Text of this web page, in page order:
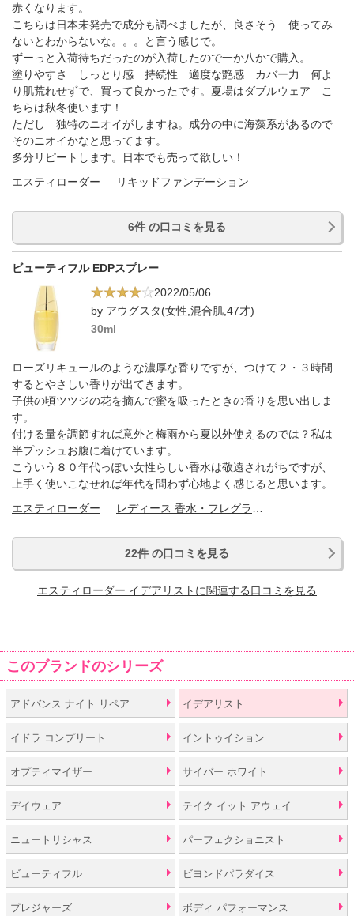
赤くなります。
こちらは日本未発売で成分も調べましたが、良さそう 使ってみ
ないとわからないな。。。と言う感じで。
ずーっと入荷待ちだったのが入荷したので一か八かで購入。
塗りやすさ しっとり感 持続性 適度な艶感 カバー力 何よ
り肌荒れせずで、買って良かったです。夏場はダブルウェア こ
ちらは秋冬使います！
ただし 独特のニオイがしますね。成分の中に海藻系があるので
そのニオイかなと思ってます。
多分リピートします。日本でも売って欲しい！
エスティローダー
リキッドファンデーション
6件 の口コミを見る
ビューティフル EDPスプレー
2022/05/06
by アウグスタ(女性,混合肌,47才)
30ml
ローズリキュールのような濃厚な香りですが、つけて２・３時間
するとやさしい香りが出てきます。
子供の頃ツツジの花を摘んで蜜を吸ったときの香りを思い出しま
す。
付ける量を調節すれば意外と梅雨から夏以外使えるのでは？私は
半プッシュお腹に着けています。
こういう８０年代っぽい女性らしい香水は敬遠されがちですが、
上手く使いこなせれば年代を問わず心地よく感じると思います。
エスティローダー
22件 の口コミを見る
エスティローダー イデアリストに関連する口コミを見る
このブランドのシリーズ
アドバンス ナイト リペア イデアリスト
イドラ コンプリート イントゥイション
オプティマイザー サイバー ホワイト
デイウェア テイク イット アウェイ
ニュートリシャス パーフェクショニスト
ビューティフル ビヨンドパラダイス
プレジャーズ ボディ パフォーマンス